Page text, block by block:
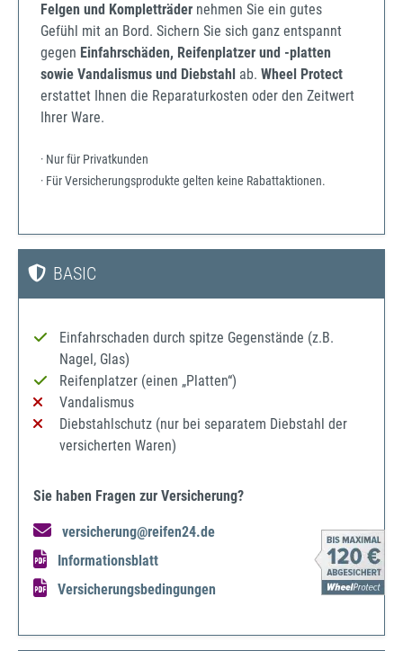
Felgen und Kompletträder nehmen Sie ein gutes
Gefühl mit an Bord. Sichern Sie sich ganz entspannt
gegen Einfahrschäden, Reifenplatzer und -platten
sowie Vandalismus und Diebstahl ab. Wheel Protect
erstattet Ihnen die Reparaturkosten oder den Zeitwert
Ihrer Ware.
· Nur für Privatkunden
· Für Versicherungsprodukte gelten keine Rabattaktionen.
BASIC
Einfahrschaden durch spitze Gegenstände (z.B.
Nagel, Glas)
Reifenplatzer (einen „Platten“)
Vandalismus
Diebstahlschutz (nur bei separatem Diebstahl der
versicherten Waren)
Sie haben Fragen zur Versicherung?
versicherung@reifen24.de
Informationsblatt
Versicherungsbedingungen